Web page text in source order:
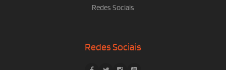
Redes Sociais
Redes Sociais